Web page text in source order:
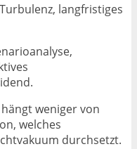
langfristiges
weniger von
welches
durchsetzt.